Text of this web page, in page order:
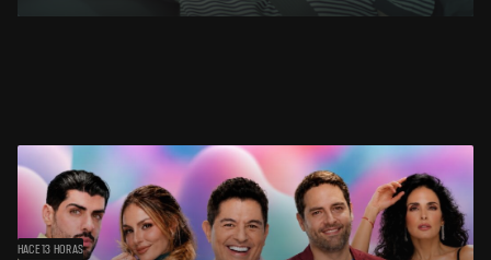
HACE 13 HORAS